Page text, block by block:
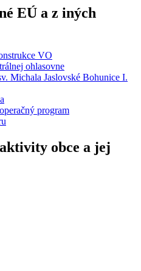
EÚ a z iných
obce a jej